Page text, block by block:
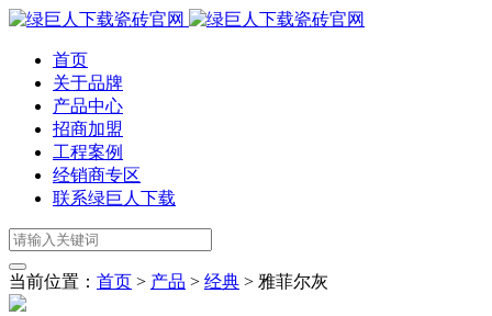
首页
关于品牌
产品中心
招商加盟
工程案例
经销商专区
联系绿巨人下载
当前位置： 首页 > 产品 > 经典 > 雅菲尔灰